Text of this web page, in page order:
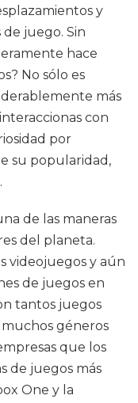
y
juego. Sin
hace
No sólo es
más
con
por
su popularidad,
de las maneras
del planeta.
videojuegos y aún
de juegos en
tantos juegos
géneros
que los
de juegos más
One y la